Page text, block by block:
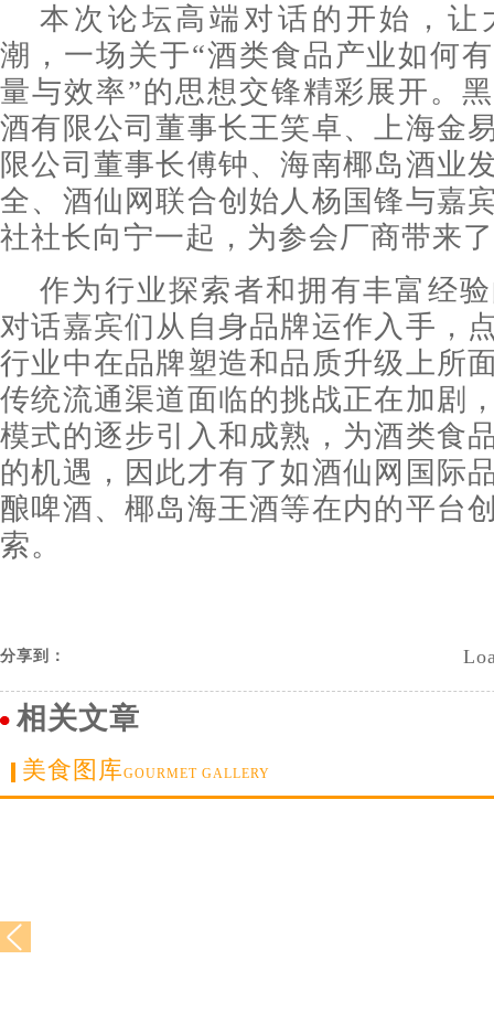
本次论坛高端对话的开始，让
潮，一场关于“酒类食品产业如何
量与效率”的思想交锋精彩展开。
酒有限公司董事长王笑卓、上海金
限公司董事长傅钟、海南椰岛酒业
全、酒仙网联合创始人杨国锋与嘉
社社长向宁一起，为参会厂商带来
作为行业探索者和拥有丰富经
对话嘉宾们从自身品牌运作入手，
行业中在品牌塑造和品质升级上所
传统流通渠道面临的挑战正在加剧
模式的逐步引入和成熟，为酒类食
的机遇，因此才有了如酒仙网国际
酿啤酒、椰岛海王酒等在内的平台
索。
分享到：
相关文章
美食图库GOURMET GALLERY